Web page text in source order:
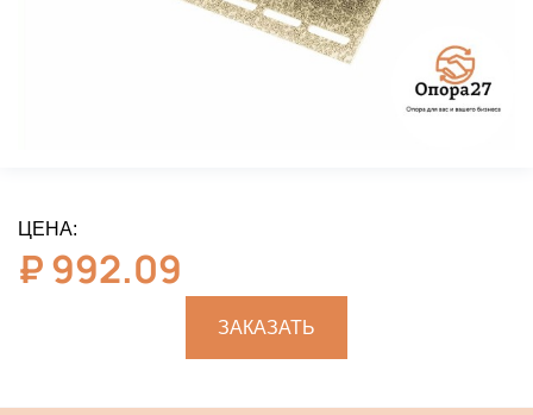
ЦЕНА:
₽992.09
ЗАКАЗАТЬ